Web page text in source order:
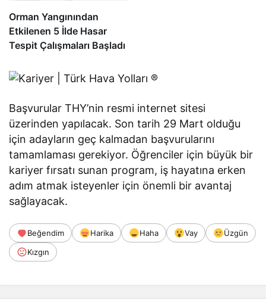
Orman Yangınından
Etkilenen 5 İlde Hasar
Tespit Çalışmaları Başladı
Başvurular THY’nin resmi internet sitesi
üzerinden yapılacak. Son tarih 29 Mart olduğu
için adayların geç kalmadan başvurularını
tamamlaması gerekiyor. Öğrenciler için büyük bir
kariyer fırsatı sunan program, iş hayatına erken
adım atmak isteyenler için önemli bir avantaj
sağlayacak.
Beğendim Harika Haha Vay
Üzgün
Kızgın